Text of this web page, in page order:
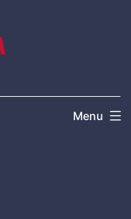
Menu